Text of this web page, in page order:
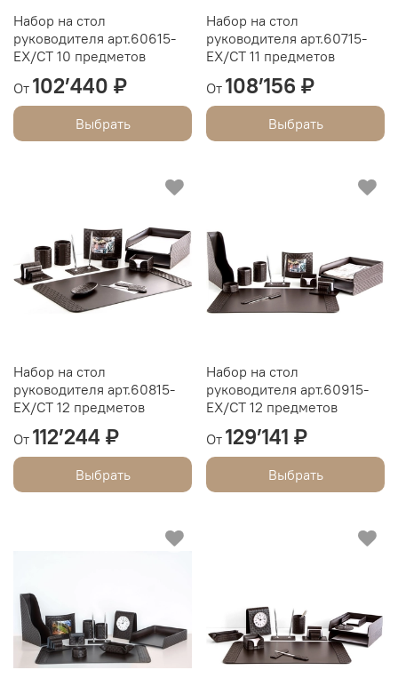
Набор на стол
руководителя арт.60615-
EX/СТ 10 предметов
От 102’440 ₽
Выбрать
Набор на стол
руководителя арт.60715-
EX/СТ 11 предметов
От 108’156 ₽
Выбрать
Набор на стол
руководителя арт.60815-
EX/СТ 12 предметов
От 112’244 ₽
Выбрать
Набор на стол
руководителя арт.60915-
EX/СТ 12 предметов
От 129’141 ₽
Выбрать